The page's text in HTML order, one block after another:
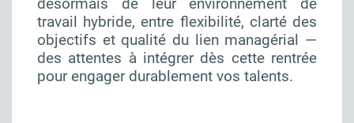
travail hybride, entre flexibilité, clarté des
objectifs et qualité du lien managérial —
des attentes à intégrer dès cette rentrée
pour engager durablement vos talents.